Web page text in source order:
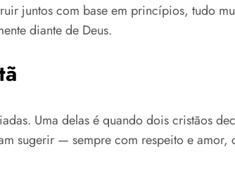
juntos com base em princípios, tudo
diante de Deus.
Uma delas é quando dois cristãos
sugerir — sempre com respeito e